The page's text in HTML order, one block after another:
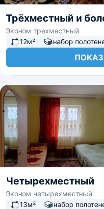
Трёхместный и
Эконом трехместный
12м²
набор
Четырехместный
Эконом четырехместный
13м²
набор